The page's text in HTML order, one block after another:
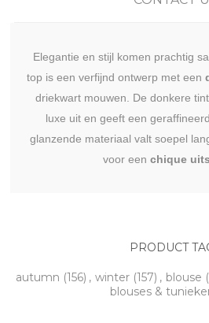
Elegantie en stijl komen prachtig
top is een verfijnd ontwerp met een
driekwart mouwen. De donkere
luxe uit en geeft een
glanzende materiaal valt soepel
voor eenchique
PRODUCT
autumn (156) , winter (157) , blouse
blouses &